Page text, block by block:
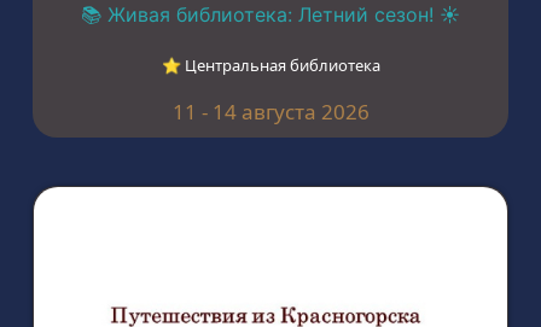
📚 Живая библиотека: Летний сезон! ☀️
⭐︎ Центральная библиотека
11 - 14 августа 2026